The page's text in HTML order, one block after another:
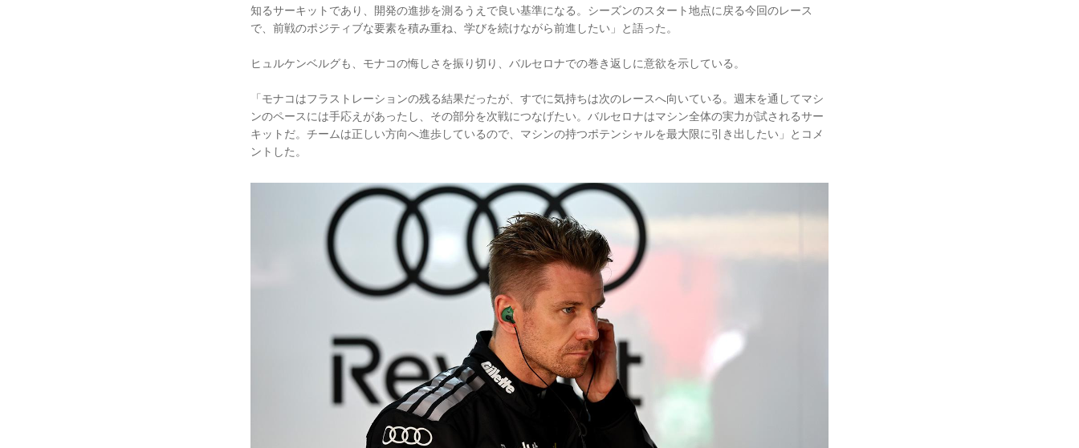
知るサーキットであり、開発の進捗を測るうえで良い基準になる。シーズンのスタート地点に戻る今回のレース
で、前戦のポジティブな要素を積み重ね、学びを続けながら前進したい」と語った。
ヒュルケンベルグも、モナコの悔しさを振り切り、バルセロナでの巻き返しに意欲を示している。
「モナコはフラストレーションの残る結果だったが、すでに気持ちは次のレースへ向いている。週末を通してマシ
ンのペースには手応えがあったし、その部分を次戦につなげたい。バルセロナはマシン全体の実力が試されるサー
キットだ。チームは正しい方向へ進歩しているので、マシンの持つポテンシャルを最大限に引き出したい」とコメ
ントした。